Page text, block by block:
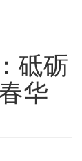
砥砺
华